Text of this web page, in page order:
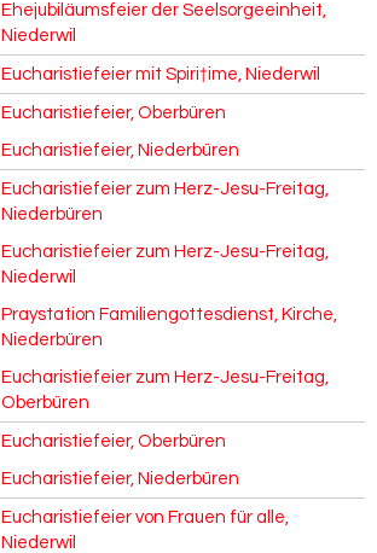
Ehejubiläumsfeier der Seelsorgeeinheit,
Niederwil
Eucharistiefeier mit Spiri†ime, Niederwil
Eucharistiefeier, Oberbüren
Eucharistiefeier, Niederbüren
Eucharistiefeier zum Herz-Jesu-Freitag,
Niederbüren
Eucharistiefeier zum Herz-Jesu-Freitag,
Niederwil
Praystation Familiengottesdienst, Kirche,
Niederbüren
Eucharistiefeier zum Herz-Jesu-Freitag,
Oberbüren
Eucharistiefeier, Oberbüren
Eucharistiefeier, Niederbüren
Eucharistiefeier von Frauen für alle,
Niederwil